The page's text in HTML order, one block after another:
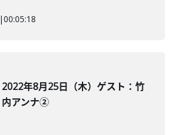
|00:05:18
2022年8月25日（木）ゲスト：竹
内アンナ②